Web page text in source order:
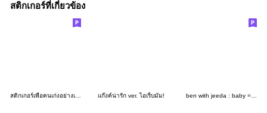
สติกเกอร์ที่เกี่ยวข้อง
สติกเกอร์เพื่อคนเก่งอย่างเธอ 8 แก๊งค์น่ารัก ver. ไอเริ้บมัม! ben with jeeda : baby = home